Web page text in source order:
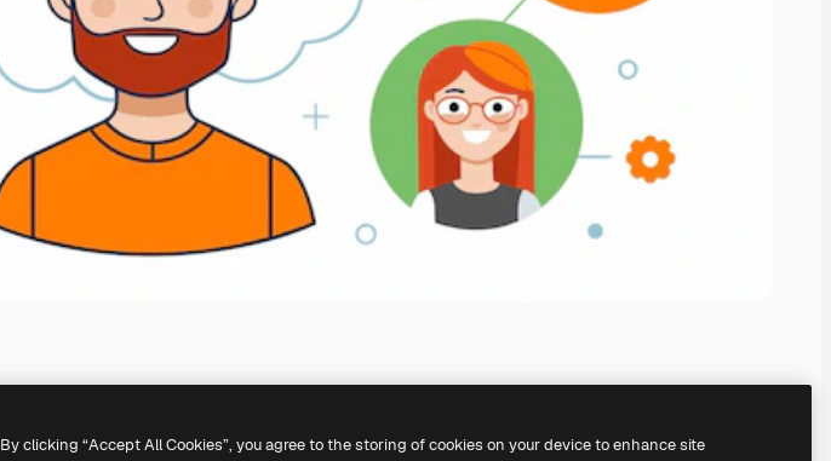
By clicking “Accept All Cookies”, you agree to the storing of cookies on your device to enhance site